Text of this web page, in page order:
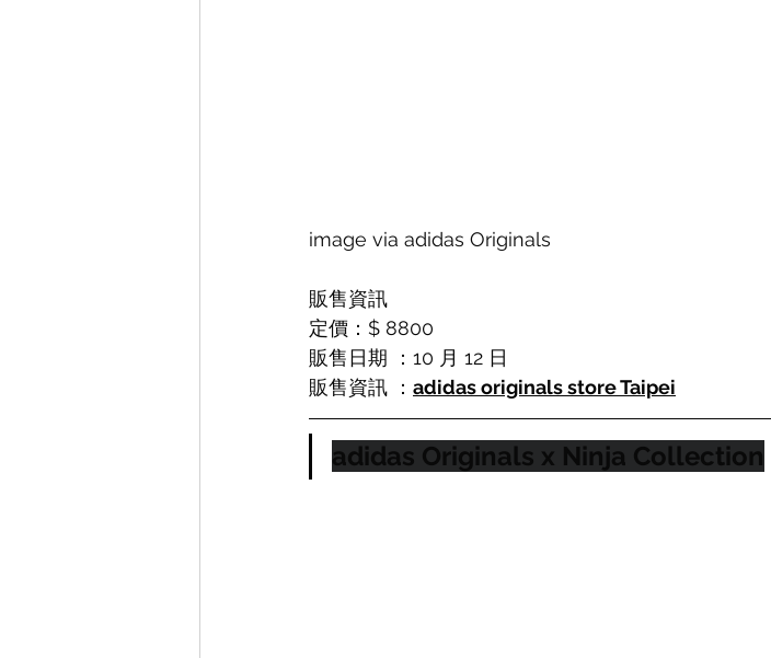
image via adidas Originals
販售資訊
定價：$ 8800
販售日期 ：10 月 12 日
販售資訊 ： adidas originals store Taipei
adidas Originals x Ninja Collection